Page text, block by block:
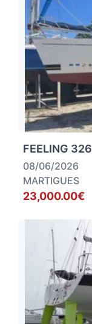
FEELING 326
08/06/2026
MARTIGUES
23,000.00€